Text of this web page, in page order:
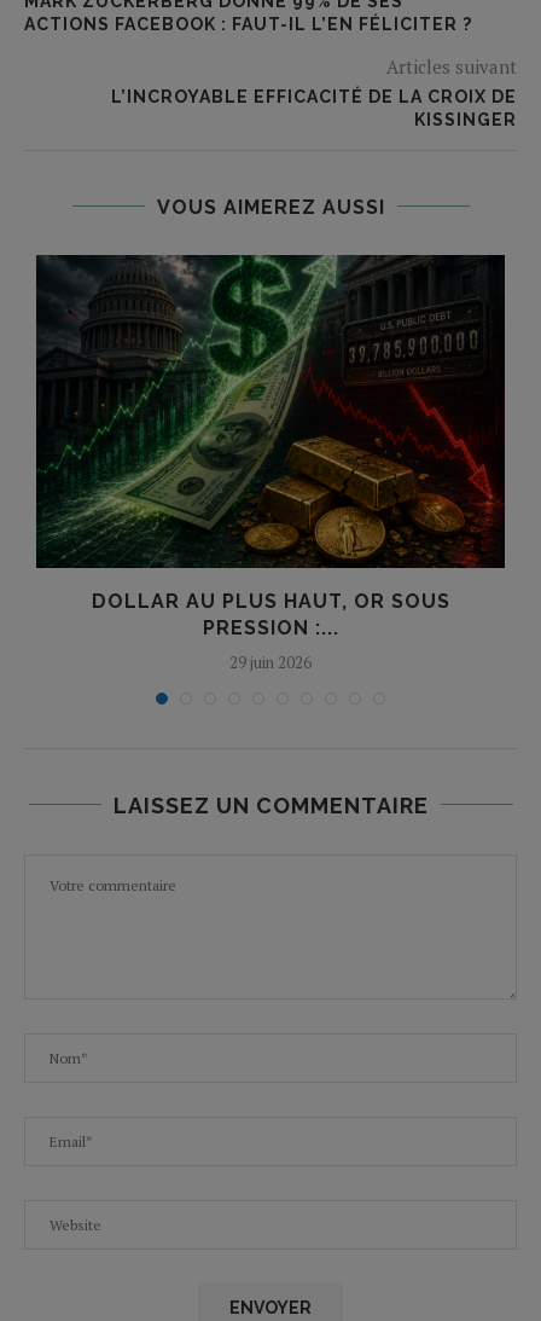
ACTIONS FACEBOOK : FAUT-IL L’EN FÉLICITER ?
Articles suivant
L’INCROYABLE EFFICACITÉ DE LA CROIX DE
KISSINGER
VOUS AIMEREZ AUSSI
DOLLAR AU PLUS HAUT, OR SOUS
PRESSION :...
29 juin 2026
LAISSEZ UN COMMENTAIRE